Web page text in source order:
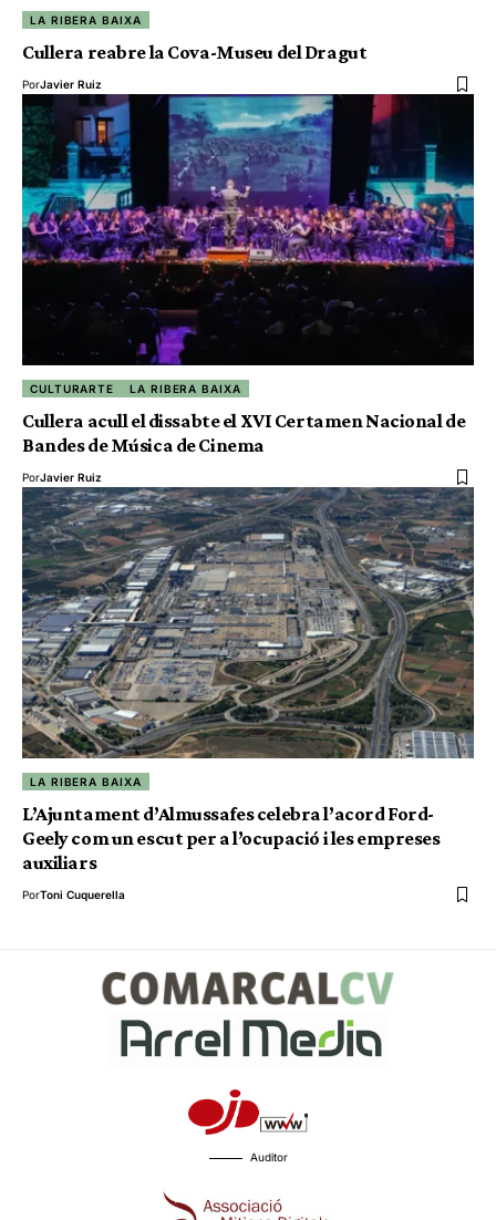
LA RIBERA BAIXA
Cullera reabre la Cova-Museu del Dragut
PorJavier Ruiz
CULTURARTE LA RIBERA BAIXA
Cullera acull el dissabte el XVI Certamen Nacional de
Bandes de Música de Cinema
PorJavier Ruiz
LA RIBERA BAIXA
L’Ajuntament d’Almussafes celebra l’acord Ford-
Geely com un escut per a l’ocupació i les empreses
auxiliars
PorToni Cuquerella
Auditor